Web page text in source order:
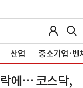
산업 중소기업·벤
에… 코스닥,